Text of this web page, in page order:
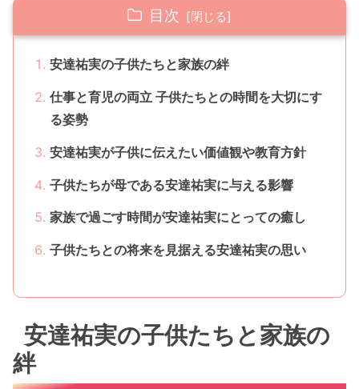
目次
安達祐実の子供たちと家族の絆
仕事と育児の両立 子供たちとの時間を大切にす
る姿勢
安達祐実が子供に伝えたい価値観や教育方針
子供たちが母である安達祐実に与える影響
家族で過ごす時間が安達祐実にとっての癒し
子供たちとの将来を見据える安達祐実の思い
安達祐実の子供たちと家族の
絆